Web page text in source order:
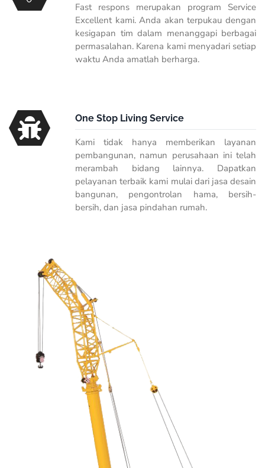
Fast respons merupakan program Service
Excellent kami. Anda akan terpukau dengan
kesigapan tim dalam menanggapi berbagai
permasalahan. Karena kami menyadari setiap
waktu Anda amatlah berharga.
One Stop Living Service
Kami tidak hanya memberikan layanan
pembangunan, namun perusahaan ini telah
merambah bidang lainnya. Dapatkan
pelayanan terbaik kami mulai dari jasa desain
bangunan, pengontrolan hama, bersih-
bersih, dan jasa pindahan rumah.